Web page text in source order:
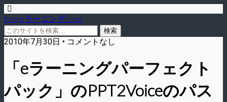
blog.eラーニング.co.jp
2010年7月30日 • コメントなし
「eラーニングパーフェクト
パック」のPPT2Voiceのパス